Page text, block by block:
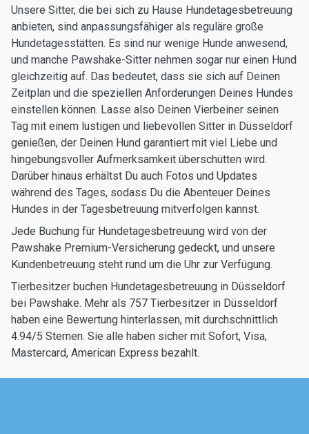
Unsere Sitter, die bei sich zu Hause Hundetagesbetreuung
anbieten, sind anpassungsfähiger als reguläre große
Hundetagesstätten. Es sind nur wenige Hunde anwesend,
und manche Pawshake-Sitter nehmen sogar nur einen Hund
gleichzeitig auf. Das bedeutet, dass sie sich auf Deinen
Zeitplan und die speziellen Anforderungen Deines Hundes
einstellen können. Lasse also Deinen Vierbeiner seinen
Tag mit einem lustigen und liebevollen Sitter in Düsseldorf
genießen, der Deinen Hund garantiert mit viel Liebe und
hingebungsvoller Aufmerksamkeit überschütten wird.
Darüber hinaus erhältst Du auch Fotos und Updates
während des Tages, sodass Du die Abenteuer Deines
Hundes in der Tagesbetreuung mitverfolgen kannst.
Jede Buchung für Hundetagesbetreuung wird von der
Pawshake Premium-Versicherung gedeckt, und unsere
Kundenbetreuung steht rund um die Uhr zur Verfügung.
Tierbesitzer buchen Hundetagesbetreuung in Düsseldorf
bei Pawshake. Mehr als 757 Tierbesitzer in Düsseldorf
haben eine Bewertung hinterlassen, mit durchschnittlich
4.94/5 Sternen. Sie alle haben sicher mit Sofort, Visa,
Mastercard, American Express bezahlt.